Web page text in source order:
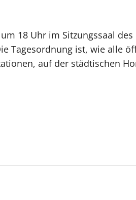
18 Uhr im Sitzungssaal
Tagesordnung ist, wie alle
auf der städtischen